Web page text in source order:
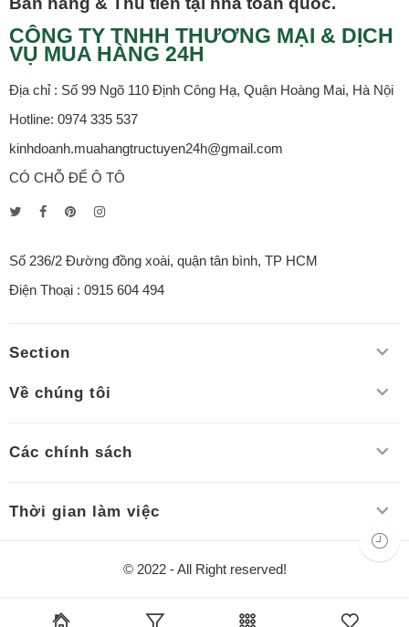
CÔNG TY TNHH THƯƠNG MẠI & DỊCH
VỤ MUA HÀNG 24H
Địa chỉ : Số 99 Ngõ 110 Định Công Hạ, Quận Hoàng Mai, Hà Nội
Hotline: 0974 335 537
kinhdoanh.muahangtructuyen24h@gmail.com
CÓ CHỖ ĐỂ Ô TÔ
Số 236/2 Đường đồng xoài, quận tân bình, TP HCM
Điện Thoại : 0915 604 494
Section
Về chúng tôi
Các chính sách
Thời gian làm việc
© 2022 - All Right reserved!